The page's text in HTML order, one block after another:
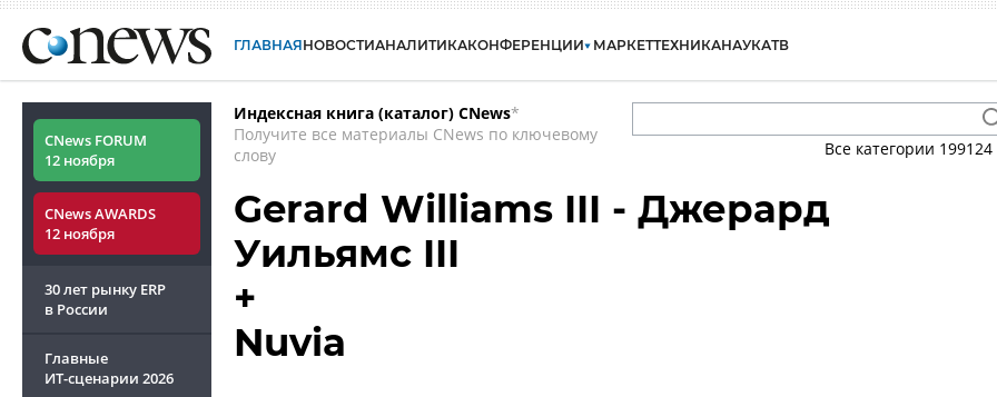
ГЛАВНАЯНОВОСТИАНАЛИТИКАКОНФЕРЕНЦИИ МАРКЕТТЕХНИКАНАУКАТВ
CNews FORUM
12 ноября
CNews AWARDS
12 ноября
30 лет рынку ERP
в России
Главные
ИТ-сценарии 2026
Индексная книга (каталог) CNews*
Получите все материалы CNews по ключевому
слову
Все категории 199124
Gerard Williams III - Джерард
Уильямс III
+
Nuvia